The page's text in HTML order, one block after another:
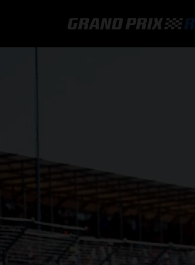
ONLINE RADIO LUISTEREN
PROGRAMMERING
COMMENTATOREN